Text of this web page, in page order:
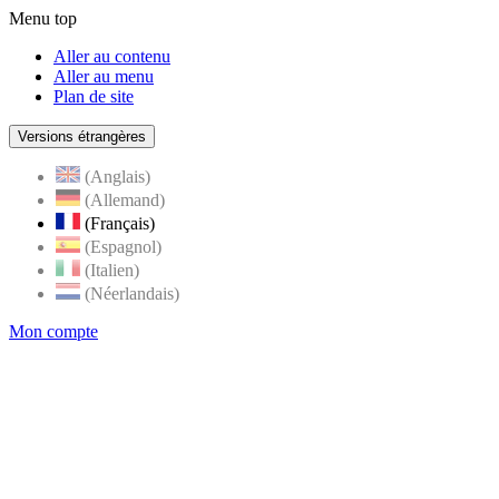
Menu top
Aller au contenu
Aller au menu
Plan de site
Versions étrangères
(Anglais)
(Allemand)
(Français)
(Espagnol)
(Italien)
(Néerlandais)
Mon compte